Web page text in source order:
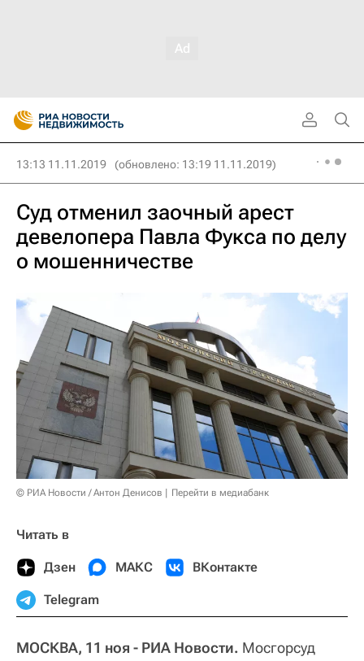
13:13 11.11.2019 (обновлено: 13:19 11.11.2019)
Суд отменил заочный арест
девелопера Павла Фукса по делу
о мошенничестве
© РИА Новости / Антон Денисов Перейти в медиабанк
Читать в
Дзен МАКС ВКонтакте
Telegram
МОСКВА, 11 ноя - РИА Новости. Мосгорсуд